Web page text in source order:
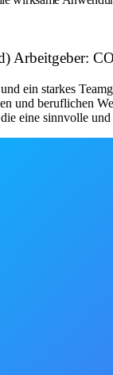
Arbeitgeber:
ein starkes
und beruflichen
eine sinnvolle